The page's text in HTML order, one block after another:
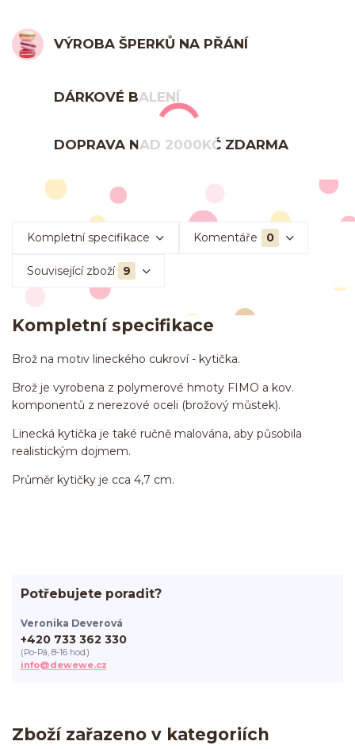
VÝROBA ŠPERKŮ NA PŘÁNÍ
DÁRKOVÉ BALENÍ
DOPRAVA NAD 2000KČ ZDARMA
Kompletní specifikace Komentáře 0
Související zboží 9
Kompletní specifikace
Brož na motiv lineckého cukroví - kytička.
Brož je vyrobena z polymerové hmoty FIMO a kov.
komponentů z nerezové oceli (brožový můstek).
Linecká kytička je také ručně malována, aby působila
realistickým dojmem.
Průměr kytičky je cca 4,7 cm.
Zboží zařazeno v kategoriích
Potřebujete poradit?
Veronika Deverová
+420 733 362 330
(Po-Pá, 8-16 hod.)
info@dewewe.cz